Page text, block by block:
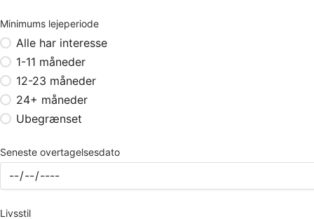
Minimums lejeperiode
Alle har interesse
1-11 måneder
12-23 måneder
24+ måneder
Ubegrænset
Seneste overtagelsesdato
Livsstil